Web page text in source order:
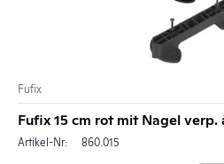
Fufix
Fufix 15 cm rot mit Nagel verp.
Artikel-Nr: 860.015